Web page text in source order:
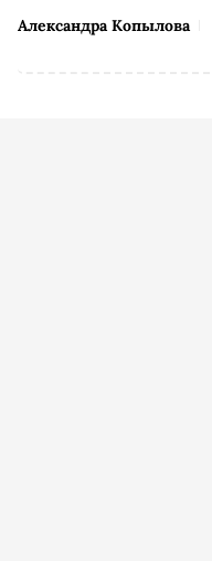
Александра Копылова